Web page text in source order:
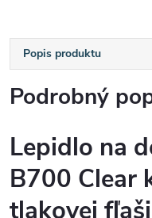
Popis produktu
Podrobný
Lepidlo na
B700 Clear
tlakovej